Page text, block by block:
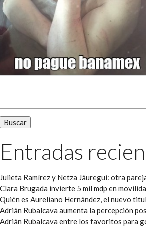
Entradas
Julieta Ramírez y Netza Jáuregui: otra
Clara Brugada invierte 5 mil mdp en
Quién es Aureliano Hernández, el nuevo
Adrián Rubalcava aumenta la percepción
Adrián Rubalcava entre los favoritos para